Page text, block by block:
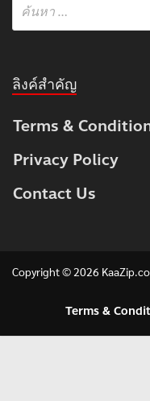
ลิงค์สำคัญ
Terms &
Privacy Policy
Contact Us
Copyright © 2026
Terms &